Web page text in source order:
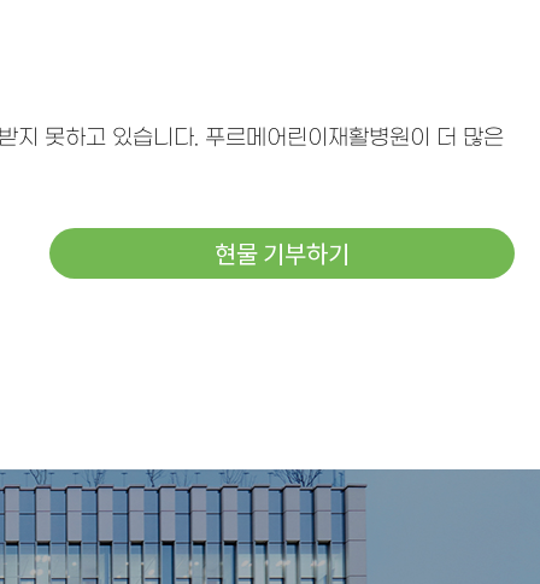
못하고 있습니다. 푸르메어린이재활병원이 더 많은
현물 기부하기